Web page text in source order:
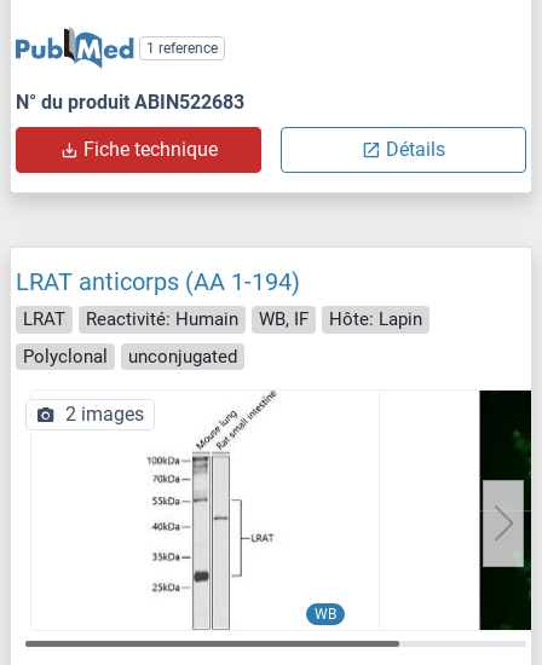
1 reference
N° du produit ABIN522683
Fiche technique Détails
LRAT anticorps (AA 1-194)
LRAT Reactivité: Humain WB, IF
Hôte: Lapin
Polyclonal
unconjugated
WB
2 images